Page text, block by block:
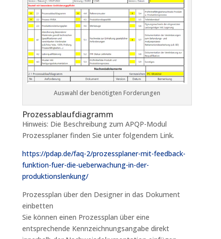
Auswahl der benötigten Forderungen
Prozessablaufdiagramm
Hinweis: Die Beschreibung zum APQP-Modul
Prozessplaner finden Sie unter folgendem Link.
https://pdap.de/faq-2/prozessplaner-mit-feedback-
funktion-fuer-die-ueberwachung-in-der-
produktionslenkung/
Prozessplan über den Designer in das Dokument
einbetten
Sie können einen Prozessplan über eine
entsprechende Kennzeichnungsangabe direkt